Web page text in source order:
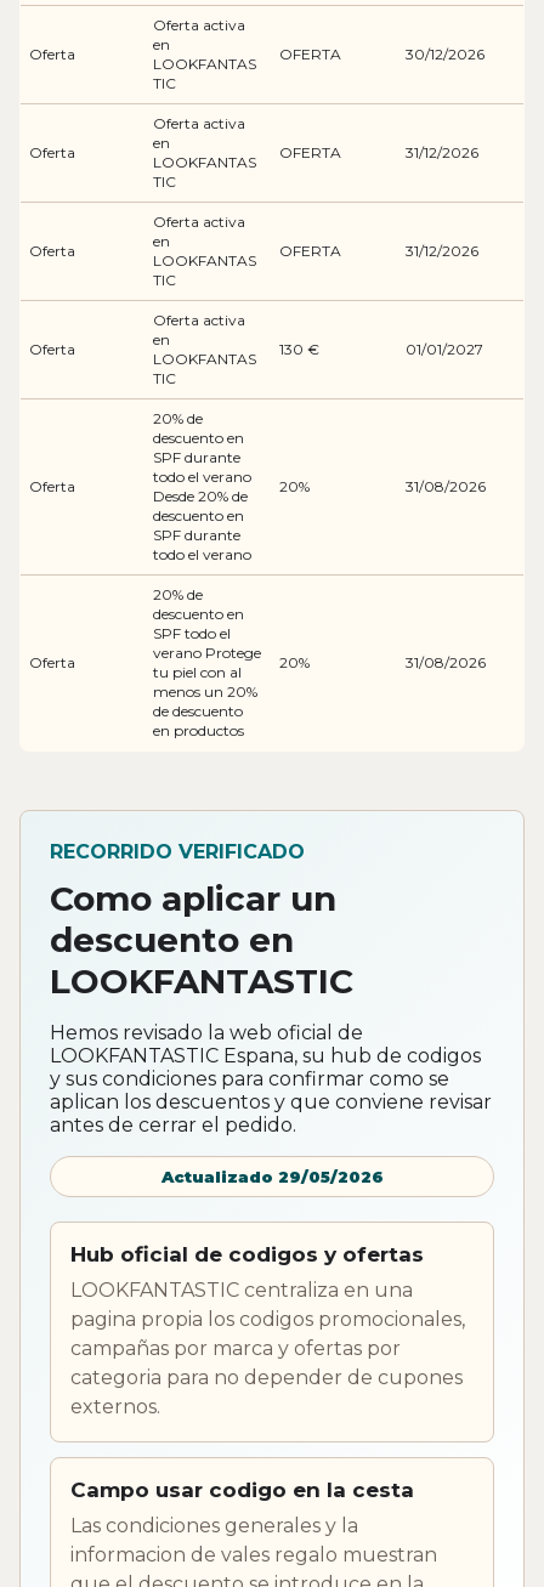
Oferta
Oferta activa
en
LOOKFANTAS
TIC
OFERTA 30/12/2026
Oferta
Oferta activa
en
LOOKFANTAS
TIC
OFERTA 31/12/2026
Oferta
Oferta activa
en
LOOKFANTAS
TIC
OFERTA 31/12/2026
Oferta
Oferta activa
en
LOOKFANTAS
TIC
130 € 01/01/2027
Oferta
20% de
descuento en
SPF durante
todo el verano
Desde 20% de
descuento en
SPF durante
todo el verano
20% 31/08/2026
Oferta
20% de
descuento en
SPF todo el
verano Protege
tu piel con al
menos un 20%
de descuento
en productos
20% 31/08/2026
RECORRIDO VERIFICADO
Como aplicar un
descuento en
LOOKFANTASTIC
Hemos revisado la web oficial de
LOOKFANTASTIC Espana, su hub de codigos
y sus condiciones para confirmar como se
aplican los descuentos y que conviene revisar
antes de cerrar el pedido.
Actualizado 29/05/2026
Hub oficial de codigos y ofertas
LOOKFANTASTIC centraliza en una
pagina propia los codigos promocionales,
campañas por marca y ofertas por
categoria para no depender de cupones
externos.
Campo usar codigo en la cesta
Las condiciones generales y la
informacion de vales regalo muestran